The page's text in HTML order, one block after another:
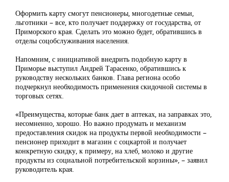
Оформить карту смогут пенсионеры, многодетные семьи,
льготники – все, кто получает поддержку от государства, от
Приморского края. Сделать это можно будет, обратившись в
отделы соцобслуживания населения.
Напомним, с инициативой внедрить подобную карту в
Приморье выступил Андрей Тарасенко, обратившись к
руководству нескольких банков. Глава региона особо
подчеркнул необходимость применения скидочной системы в
торговых сетях.
«Преимущества, которые банк дает в аптеках, на заправках это,
несомненно, хорошо. Но важно продумать и механизм
предоставления скидок на продукты первой необходимости –
пенсионер приходит в магазин с соцкартой и получает
конкретную скидку, к примеру, на хлеб, молоко и другие
продукты из социальной потребительской корзины», – заявил
руководитель края.